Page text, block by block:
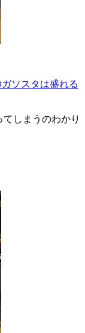
ガソスタは盛れる
しまうのわかり